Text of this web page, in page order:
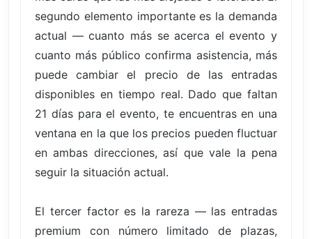
segundo elemento importante es la demanda
actual — cuanto más se acerca el evento y
cuanto más público confirma asistencia, más
puede cambiar el precio de las entradas
disponibles en tiempo real. Dado que faltan
21 días para el evento, te encuentras en una
ventana en la que los precios pueden fluctuar
en ambas direcciones, así que vale la pena
seguir la situación actual.
El tercer factor es la rareza — las entradas
premium con número limitado de plazas,